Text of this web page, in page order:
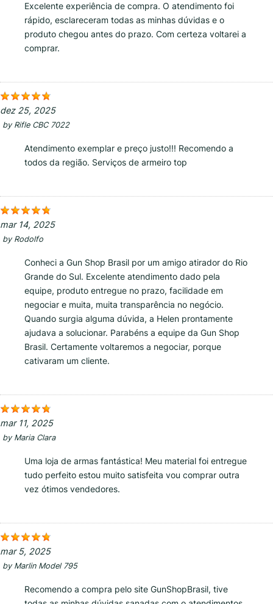
Excelente experiência de compra. O atendimento foi
rápido, esclareceram todas as minhas dúvidas e o
produto chegou antes do prazo. Com certeza voltarei a
comprar.
dez 25, 2025
by Rifle CBC 7022
Atendimento exemplar e preço justo!!! Recomendo a
todos da região. Serviços de armeiro top
mar 14, 2025
by Rodolfo
Conheci a Gun Shop Brasil por um amigo atirador do Rio
Grande do Sul. Excelente atendimento dado pela
equipe, produto entregue no prazo, facilidade em
negociar e muita, muita transparência no negócio.
Quando surgia alguma dúvida, a Helen prontamente
ajudava a solucionar. Parabéns a equipe da Gun Shop
Brasil. Certamente voltaremos a negociar, porque
cativaram um cliente.
mar 11, 2025
by Maria Clara
Uma loja de armas fantástica! Meu material foi entregue
tudo perfeito estou muito satisfeita vou comprar outra
vez ótimos vendedores.
mar 5, 2025
by Marlin Model 795
Recomendo a compra pelo site GunShopBrasil, tive